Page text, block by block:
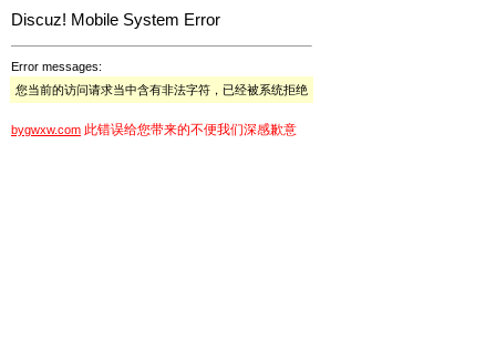
Discuz! Mobile System Error
Error messages:
您当前的访问请求当中含有非法字符，已经被系统拒绝
bygwxw.com 此错误给您带来的不便我们深感歉意